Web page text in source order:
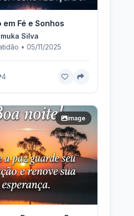
em Fé e Sonhos
Silva
• 05/11/2025
4
image